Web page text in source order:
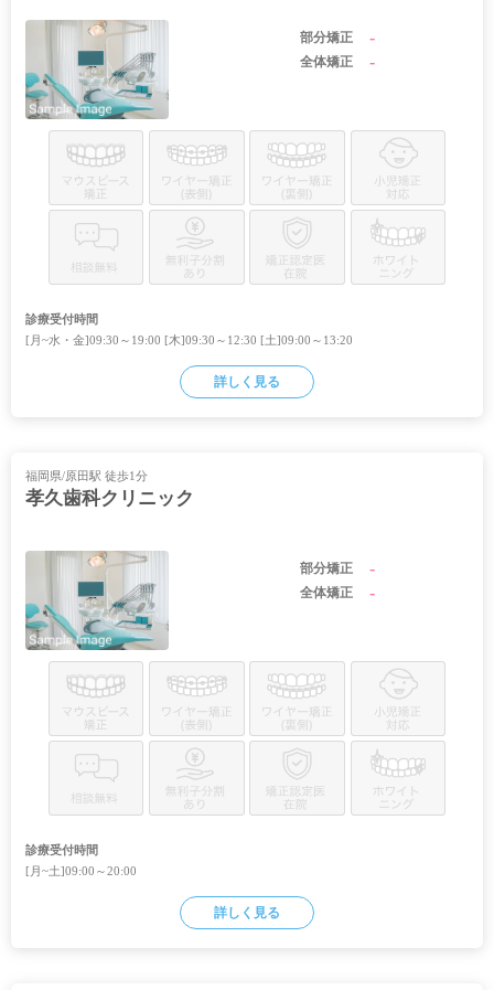
部分矯正 -
全体矯正 -
診療受付時間
[月~水・金]09:30～19:00 [木]09:30～12:30 [土]09:00～13:20
詳しく見る
福岡県/原田駅 徒歩1分
孝久歯科クリニック
部分矯正 -
全体矯正 -
診療受付時間
[月~土]09:00～20:00
詳しく見る